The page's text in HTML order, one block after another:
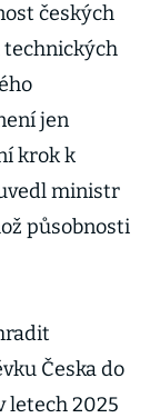
českých
jen
krok k
ministr
působnosti
Česka do
letech 2025